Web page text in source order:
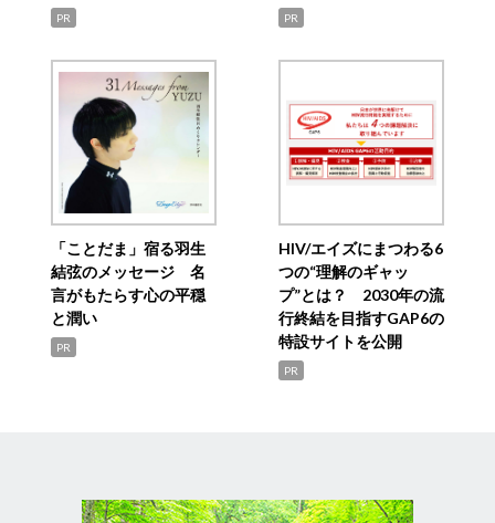
PR PR
「ことだま」宿る羽生
結弦のメッセージ 名
言がもたらす心の平穏
と潤い
PR
HIV/エイズにまつわる6
つの“理解のギャッ
プ”とは？ 2030年の流
行終結を目指すGAP6の
特設サイトを公開
PR